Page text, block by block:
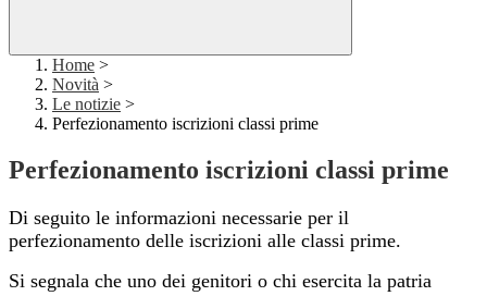
Home >
Novità >
Le notizie >
Perfezionamento iscrizioni classi prime
Perfezionamento iscrizioni classi prime
Di seguito le informazioni necessarie per il
perfezionamento delle iscrizioni alle classi prime.
Si segnala che uno dei genitori o chi esercita la patria